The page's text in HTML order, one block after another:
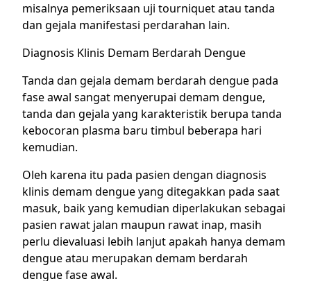
misalnya pemeriksaan uji tourniquet atau tanda
dan gejala manifestasi perdarahan lain.
Diagnosis Klinis Demam Berdarah Dengue
Tanda dan gejala demam berdarah dengue pada
fase awal sangat menyerupai demam dengue,
tanda dan gejala yang karakteristik berupa tanda
kebocoran plasma baru timbul beberapa hari
kemudian.
Oleh karena itu pada pasien dengan diagnosis
klinis demam dengue yang ditegakkan pada saat
masuk, baik yang kemudian diperlakukan sebagai
pasien rawat jalan maupun rawat inap, masih
perlu dievaluasi lebih lanjut apakah hanya demam
dengue atau merupakan demam berdarah
dengue fase awal.